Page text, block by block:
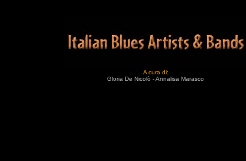
A cura di:
Gloria De Nicolò - Annalisa Marasco